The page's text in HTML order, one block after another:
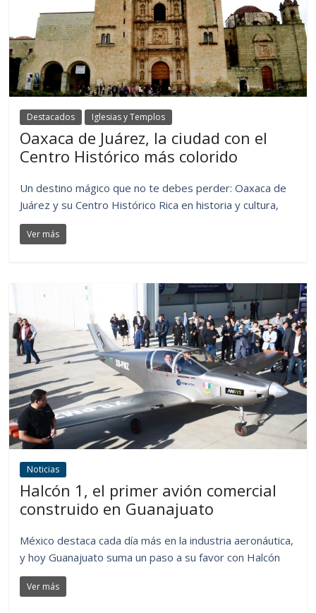
Destacados Iglesias y Templos
Oaxaca de Juárez, la ciudad con el
Centro Histórico más colorido
Un destino mágico que no te debes perder: Oaxaca de
Juárez y su Centro Histórico Rica en historia y cultura,
Ver más
Noticias
Halcón 1, el primer avión comercial
construido en Guanajuato
México destaca cada día más en la industria aeronáutica,
y hoy Guanajuato suma un paso a su favor con Halcón
Ver más